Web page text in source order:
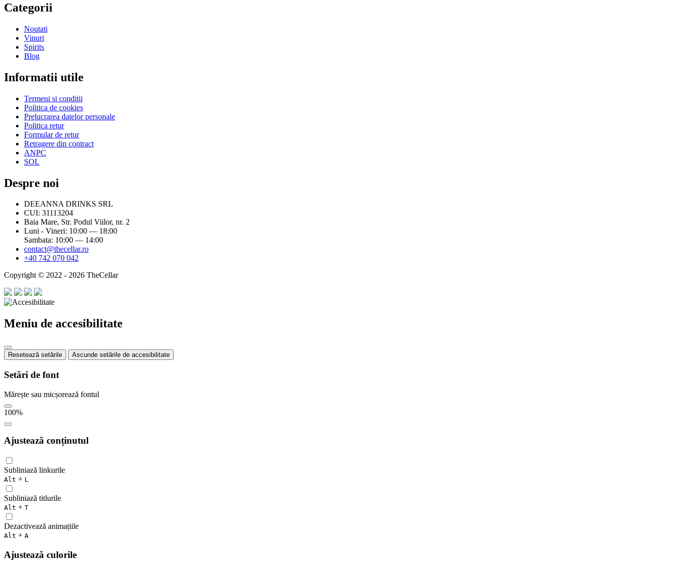
Categorii
Noutati
Vinuri
Spirits
Blog
Informatii utile
Termeni si conditii
Politica de cookies
Prelucrarea datelor personale
Politica retur
Formular de retur
Retragere din contract
ANPC
SOL
Despre noi
DEEANNA DRINKS SRL
CUI: 31113204
Baia Mare, Str. Podul Viilor, nr. 2
Luni - Vineri: 10:00 — 18:00
Sambata: 10:00 — 14:00
contact@thecellar.ro
+40 742 070 042
Copyright © 2022 - 2026 TheCellar
Meniu de accesibilitate
Resetează setările Ascunde setările de accesibilitate
Setări de font
Mărește sau micșorează fontul
100%
Ajustează conținutul
Subliniază linkurile
Alt + L
Subliniază titlurile
Alt + T
Dezactivează animațiile
Alt + A
Ajustează culorile